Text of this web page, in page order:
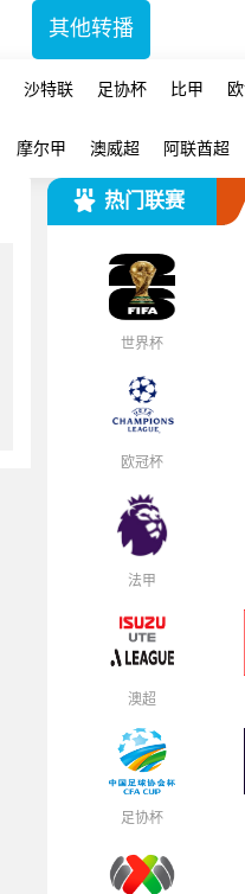
其他转播
沙特联 足协杯 比甲
摩尔甲 澳威超 阿联酋超
热门联赛
世界杯
欧冠杯
法甲
澳超
足协杯